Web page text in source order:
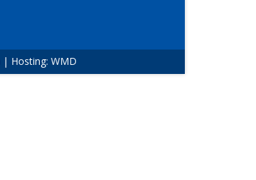
| Hosting: WMD